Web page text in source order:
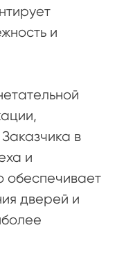
и
в
и
обеспечивает
дверей и